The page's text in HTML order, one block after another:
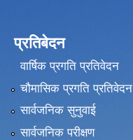
प्रतिबेदन
वार्षिक प्रगति प्रतिवेदन
चौमासिक प्रगति प्रतिवेदन
सार्वजनिक सुनुवाई
सार्वजनिक परीक्षण